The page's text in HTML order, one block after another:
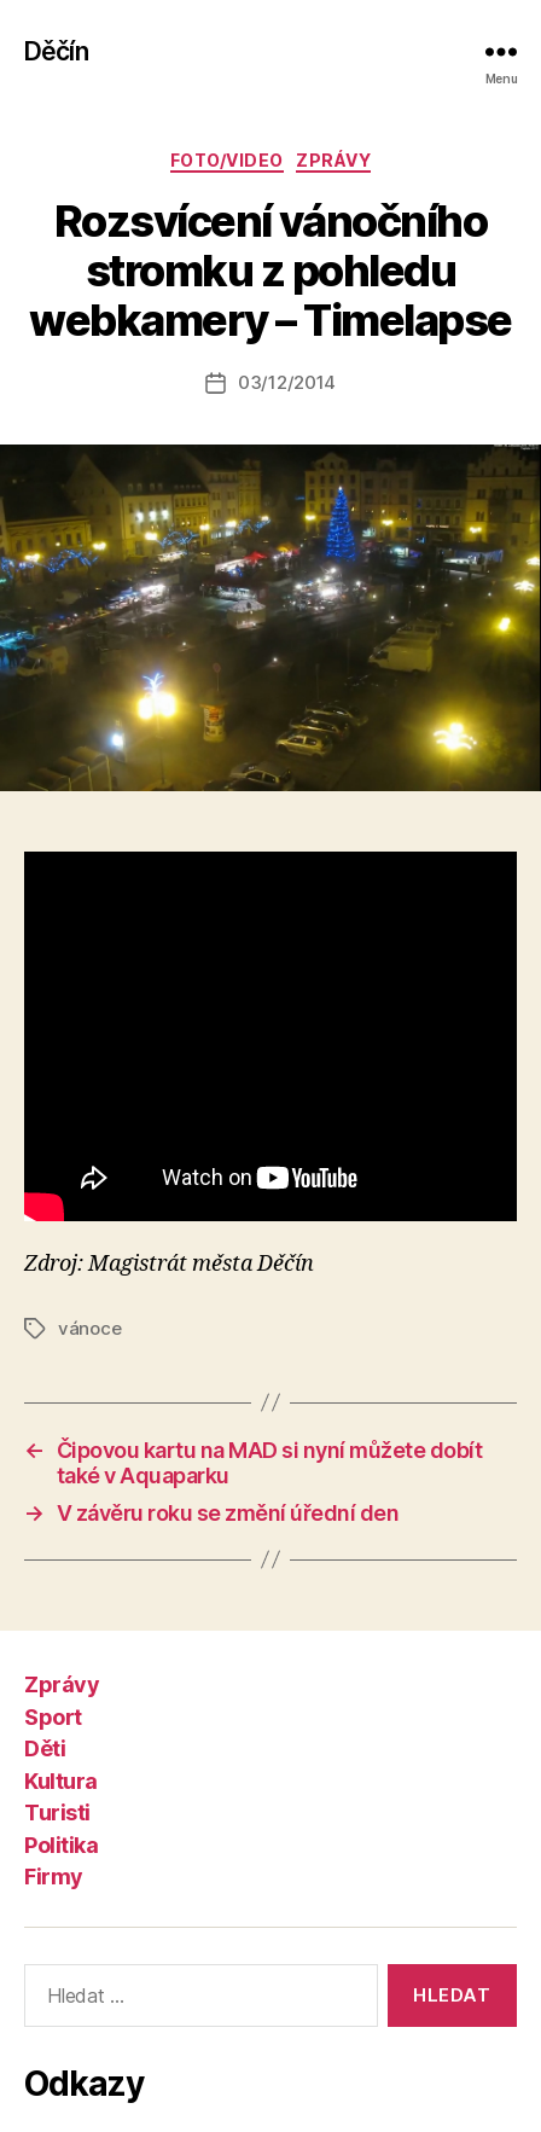
Děčín
Menu
Rubriky
FOTO/VIDEO ZPRÁVY
Rozsvícení vánočního
stromku z pohledu
webkamery – Timelapse
Autor
příspěvku
u
t
a
s
o
Datum
03/12/2014
Zdroj: Magistrát města Děčín
Štítkyvánoce
←
Čipovou kartu na MAD si nyní můžete dobít
také v Aquaparku
→ V závěru roku se změní úřední den
Zprávy
Sport
Děti
Kultura
Turisti
Politika
Firmy
vyhledávání:
Odkazy